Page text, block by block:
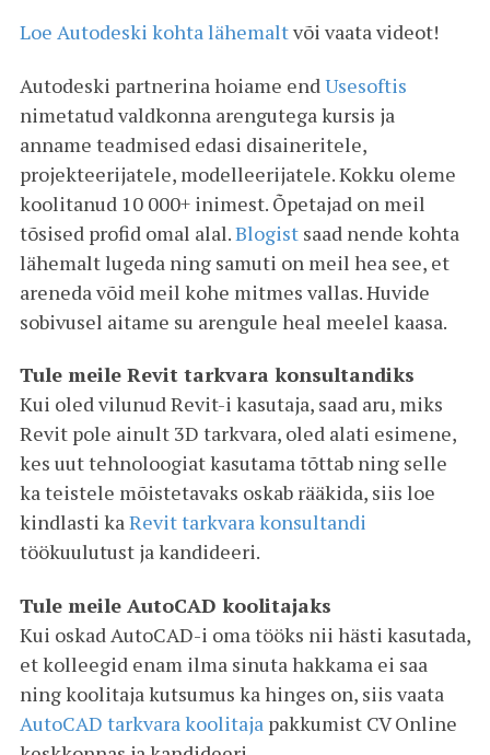
Loe Autodeski kohta lähemaltvõi vaata videot!
Autodeski partnerina hoiame end Usesoftis
nimetatud valdkonna arengutega kursis ja
anname teadmised edasi disaineritele,
projekteerijatele, modelleerijatele. Kokku oleme
koolitanud 10 000+ inimest. Õpetajad on meil
tõsised profid omal alal.Blogist saad nende kohta
lähemalt lugeda ning samuti on meil hea see, et
areneda võid meil kohe mitmes vallas. Huvide
sobivusel aitame su arengule heal meelel kaasa.
Tule meile Revit tarkvara konsultandiks
Kui oled vilunud Revit-i kasutaja, saad aru, miks
Revit pole ainult 3D tarkvara, oled alati esimene,
kes uut tehnoloogiat kasutama tõttab ning selle
ka teistele mõistetavaks oskab rääkida, siis loe
kindlasti kaRevit tarkvara konsultandi
töökuulutust ja kandideeri.
Tule meile AutoCAD koolitajaks
Kui oskad AutoCAD-i oma tööks nii hästi kasutada,
et kolleegid enam ilma sinuta hakkama ei saa
ning koolitaja kutsumus ka hinges on, siis vaata
AutoCAD tarkvara koolitaja pakkumist CV Online